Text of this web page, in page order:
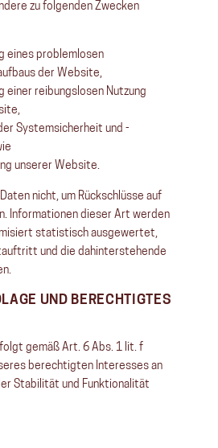
zu folgenden Zwecken
eines problemlosen
der Website,
einer reibungslosen Nutzung
Systemsicherheit und -
unserer Website.
nicht, um Rückschlüsse auf
Informationen dieser Art werden
statistisch ausgewertet,
und die dahinterstehende
UND BERECHTIGTES
gemäß Art. 6 Abs. 1 lit. f
berechtigten Interesses an
Stabilität und Funktionalität